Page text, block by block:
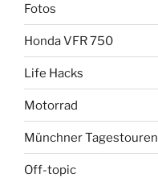
Fotos
Honda VFR 750
Life Hacks
Motorrad
Münchner Tagestouren
Off-topic